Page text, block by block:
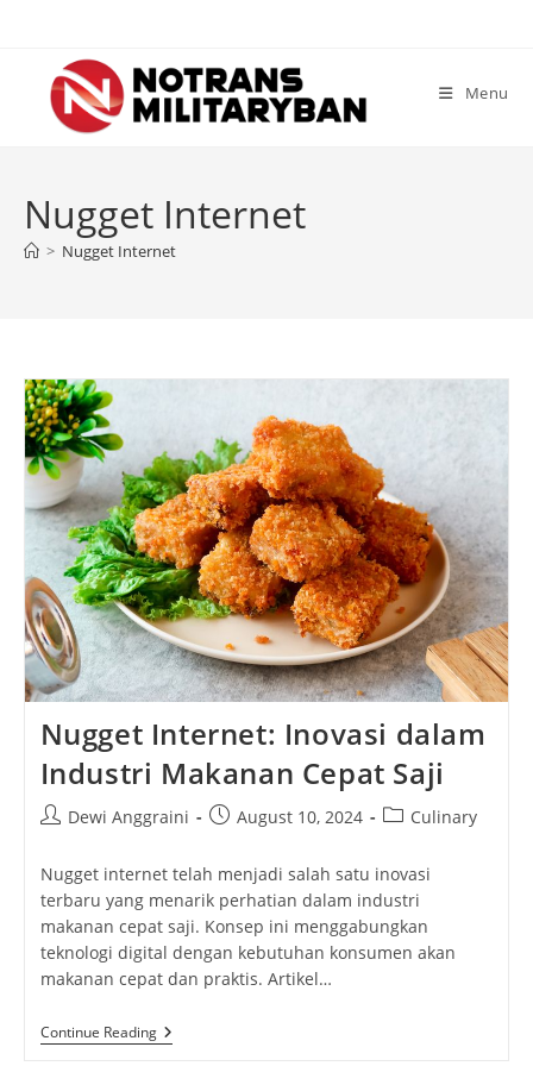
content
Menu
Nugget Internet
> Nugget Internet
Nugget Internet: Inovasi dalam
Industri Makanan Cepat Saji
PostDewi Anggraini
PostAugust 10, 2024
PostCulinary
Nugget internet telah menjadi salah satu inovasi
terbaru yang menarik perhatian dalam industri
makanan cepat saji. Konsep ini menggabungkan
teknologi digital dengan kebutuhan konsumen akan
makanan cepat dan praktis. Artikel…
Continue ReadingNugget
Internet: